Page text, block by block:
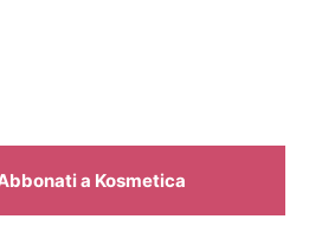
a Kosmetica